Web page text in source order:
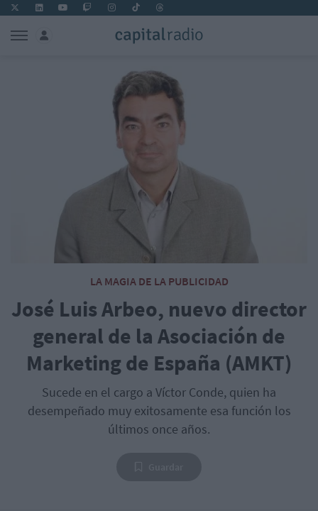
LA MAGIA DE LA PUBLICIDAD
José Luis Arbeo, nuevo director
general de la Asociación de
Marketing de España (AMKT)
Sucede en el cargo a Víctor Conde, quien ha
desempeñado muy exitosamente esa función los
últimos once años.